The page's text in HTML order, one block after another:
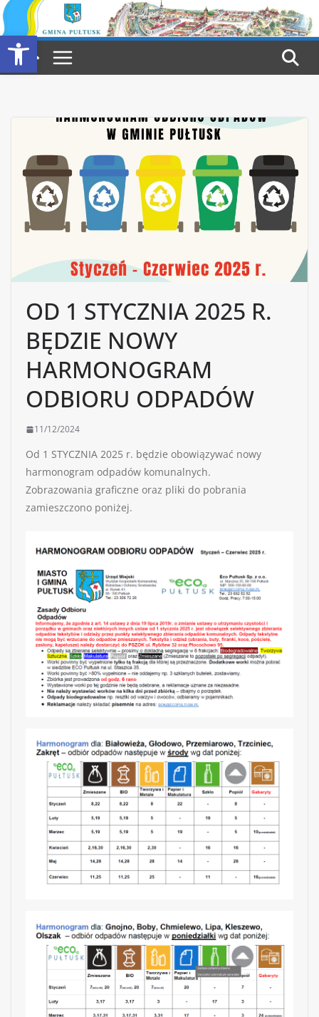
Otwórz pasek narzędzi
Przejdź
do
treści
OD 1 STYCZNIA 2025 R.
BĘDZIE NOWY
HARMONOGRAM
ODBIORU ODPADÓW
11/12/2024
Od 1 STYCZNIA 2025 r. będzie obowiązywać nowy
harmonogram odpadów komunalnych.
Zobrazowania graficzne oraz pliki do pobrania
zamieszczono poniżej.